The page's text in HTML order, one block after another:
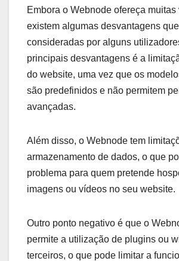
Embora o Webnode ofereça muitas
existem algumas desvantagens
consideradas por alguns
principais desvantagens é a
do website, uma vez que os
são predefinidos e não permitem
avançadas.
Além disso, o Webnode tem
armazenamento de dados, o que
problema para quem pretende
imagens ou vídeos no seu website.
Outro ponto negativo é que o
permite a utilização de plugins ou
terceiros, o que pode limitar a